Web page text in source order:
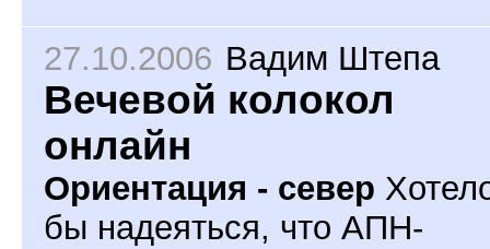
27.10.2006 Вадим Штепа
Вечевой колокол
онлайн
Ориентация - север
бы надеяться, что АПН-